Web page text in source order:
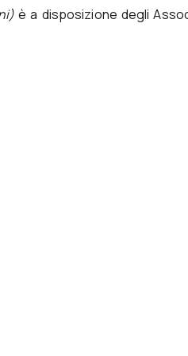
è a disposizione degli